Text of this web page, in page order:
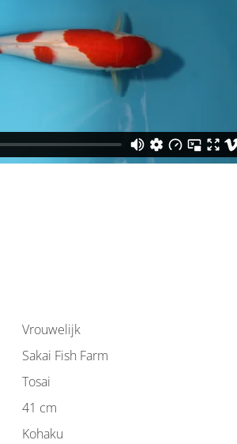
Vrouwelijk
Sakai Fish Farm
Tosai
41 cm
Kohaku